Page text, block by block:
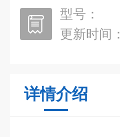
型号：
更新时间：
详情介绍